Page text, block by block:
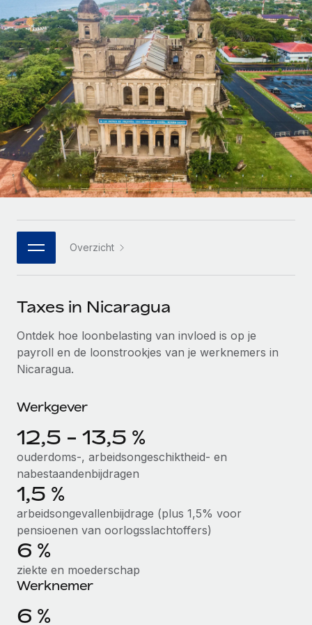
Zzp'ers internationaal onboarden en beheren
PEO
Ingewikkelde HR-taken eenvoudig uitbesteden
INFRASTRUCTUUR
Remote Embedded
HR naadloos in workflows integreren
Platform
Ingebouwde essentiële HR-functies voor je team
Integraties
Vraag een expert
Krijg hulp van global HR- en juridische experts
Vereenvoudig het screeningsproces van
Compliance Watchtower
Blijf compliance-risico's voor
Apparaatbeheer
Lever en track wereldwijd IT-middelen
Entiteiten oprichten
Stel snel compliant entiteiten op
Plaats werknemers moeiteloos over
GROEIFASE
Start-ups
Flexibele global HR en payroll solutions voor groeiende
bedrijven
Mid-market
Teams uitbreiden met HR solutions op maat
Enterprise
Global HR voor grote bedrijven
WERK MET ONS SAMEN
Strategische technologiepartners
Een partner worden
Ontdek hoe je met ons kunt samenwerken
Binnenkort beschikbaar
Integraties en advies over AI-automatiseringen
CASESTUDY'S
Betalingscalculator voor zzp'ers
Ontdek valuta-opties en betaalsnelheden voor
internationale zzp'ers
LEREN MET REMOTE
Onderzoek en gidsen
Casestudy's
HR-woordenlijst
Checklists en templates
Webinars
Newsroom
Inzicht in salaris en talent
Inzichtencentrum
BLOG
Global Payroll
EOR en PEO
Contractor Management
Belastingen
Naar de blog
Nederlands
Français
Deutsch
Español
Italiano
Português (Portugal)
日本語
한국어
Inloggen
Overzicht
Taxes in Nicaragua
Ontdek hoe loonbelasting van invloed is op je
payroll en de loonstrookjes van je werknemers in
Nicaragua.
Werkgever
12,5 - 13,5 %
ouderdoms-, arbeidsongeschiktheid- en
nabestaandenbijdragen
1,5 %
arbeidsongevallenbijdrage (plus 1,5% voor
pensioenen van oorlogsslachtoffers)
6 %
ziekte en moederschap
Werknemer
6 %